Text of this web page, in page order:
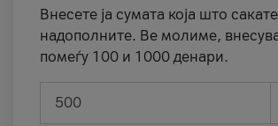
Внесете ја сумата која што сакате
надополните. Ве молиме,
помеѓу 100 и 1000 денари.